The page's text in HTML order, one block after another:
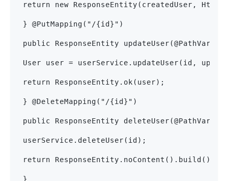
return new ResponseEntity(createdUser,
} @PutMapping("/{id}")
public ResponseEntity
User user = userService.updateUser(id,
return ResponseEntity.ok(user);
} @DeleteMapping("/{id}")
public ResponseEntity
userService.deleteUser(id);
return ResponseEntity.noContent().build();
}